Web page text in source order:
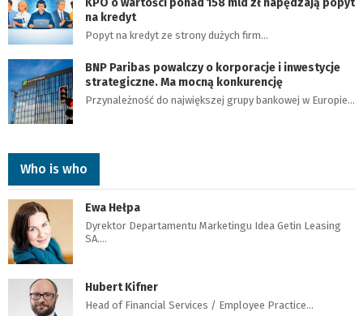
KPO o wartości ponad 158 mld zł napędzają popyt
na kredyt
Popyt na kredyt ze strony dużych firm…
BNP Paribas powalczy o korporacje i inwestycje
strategiczne. Ma mocną konkurencję
Przynależność do największej grupy bankowej w Europie…
Who is who
Ewa Hełpa
Dyrektor Departamentu Marketingu Idea Getin Leasing
SA.…
Hubert Kifner
Head of Financial Services / Employee Practice…